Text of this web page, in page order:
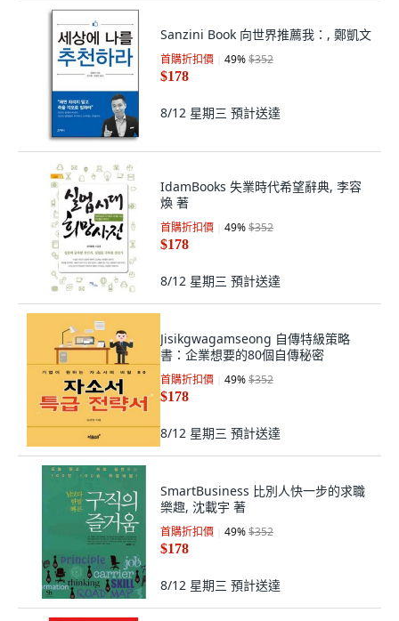
Sanzini Book 向世界推薦我：, 鄭凱文
首購折扣價 49%$352
$178
8/12 星期三 預計送達
IdamBooks 失業時代希望辭典, 李容
煥 著
首購折扣價 49%$352
$178
8/12 星期三 預計送達
Jisikgwagamseong 自傳特級策略
書：企業想要的80個自傳秘密
首購折扣價 49%$352
$178
8/12 星期三 預計送達
SmartBusiness 比別人快一步的求職
樂趣, 沈載宇 著
首購折扣價 49%$352
$178
8/12 星期三 預計送達